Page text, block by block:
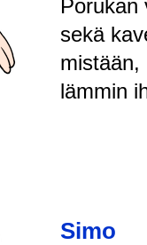
Porukan
sekä
mistään,
lämmin
Simo